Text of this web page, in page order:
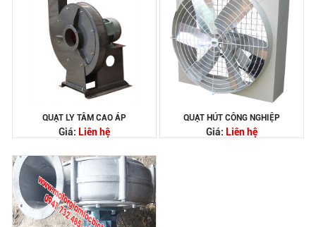
QUẠT LY TÂM CAO ÁP
Giá: Liên hệ
QUẠT HÚT CÔNG NGHIỆP
Giá: Liên hệ